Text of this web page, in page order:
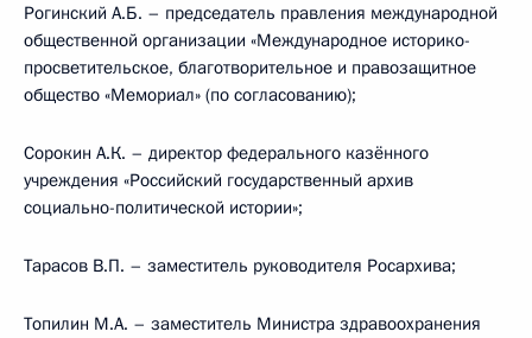
Рогинский А.Б. – председатель правления международной
общественной организации «Международное историко-
просветительское, благотворительное и правозащитное
общество «Мемориал» (по согласованию);
Сорокин А.К. – директор федерального казённого
учреждения «Российский государственный архив
социально-политической истории»;
Тарасов В.П. – заместитель руководителя Росархива;
Топилин М.А. – заместитель Министра здравоохранения